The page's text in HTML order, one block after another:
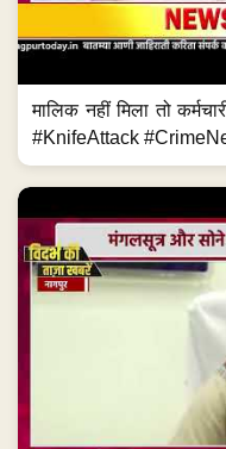
मालिक नहीं मिला तो
#KnifeAttack